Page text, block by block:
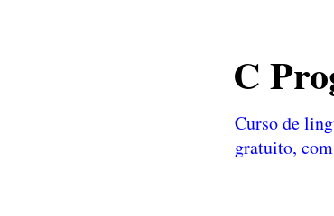
C
Curso de
gratuito,